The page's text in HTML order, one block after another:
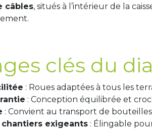
câbles, situés à l’intérieur de la
clés du
: Roues adaptées à tous les
: Conception équilibrée et
: Convient au transport de
exigeants : Élingable